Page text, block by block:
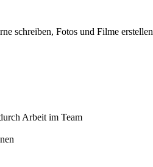
schreiben, Fotos und Filme erstellen
Arbeit im Team